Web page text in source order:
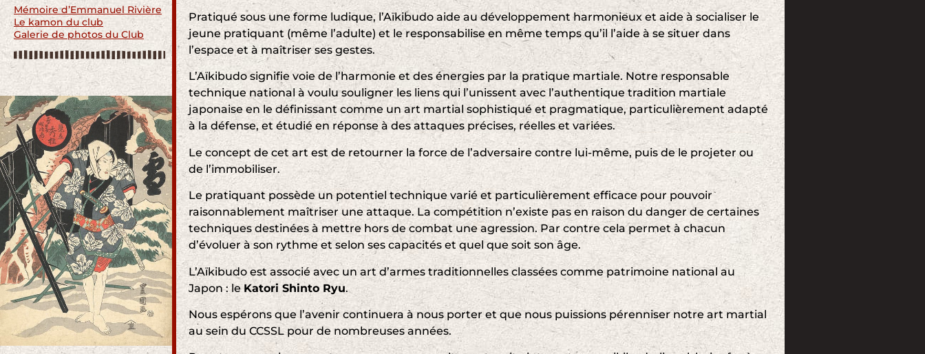
Mémoire d’Emmanuel Rivière
Le kamon du club
Galerie de photos du Club
Pratiqué sous une forme ludique, l’Aïkibudo aide au développement harmonieux et aide à socialiser le
jeune pratiquant (même l’adulte) et le responsabilise en même temps qu’il l’aide à se situer dans
l’espace et à maîtriser ses gestes.
L’Aïkibudo signifie voie de l’harmonie et des énergies par la pratique martiale. Notre responsable
technique national à voulu souligner les liens qui l’unissent avec l’authentique tradition martiale
japonaise en le définissant comme un art martial sophistiqué et pragmatique, particulièrement adapté
à la défense, et étudié en réponse à des attaques précises, réelles et variées.
Le concept de cet art est de retourner la force de l’adversaire contre lui-même, puis de le projeter ou
de l’immobiliser.
Le pratiquant possède un potentiel technique varié et particulièrement efficace pour pouvoir
raisonnablement maîtriser une attaque. La compétition n’existe pas en raison du danger de certaines
techniques destinées à mettre hors de combat une agression. Par contre cela permet à chacun
d’évoluer à son rythme et selon ses capacités et quel que soit son âge.
L’Aïkibudo est associé avec un art d’armes traditionnelles classées comme patrimoine national au
Japon : leKatori Shinto Ryu.
Nous espérons que l’avenir continuera à nous porter et que nous puissions pérenniser notre art martial
au sein du CCSSL pour de nombreuses années.